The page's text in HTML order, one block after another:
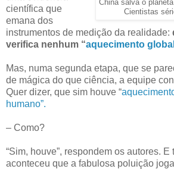
China salva o
Cientistas
científica que
emana dos
instrumentos de medição da realidade:
verifica nenhum “aquecimento global
Mas, numa segunda etapa, que se
de mágica do que ciência, a equipe
Quer dizer, que sim houve “
humano”.
– Como?
“Sim, houve”, respondem os autores. E
aconteceu que a fabulosa poluição